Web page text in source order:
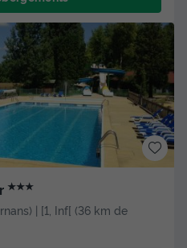
★★★
| [1, Inf[ (36 km de